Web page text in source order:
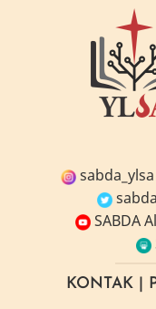
sabda_ylsa
SABDA
KONTAK|